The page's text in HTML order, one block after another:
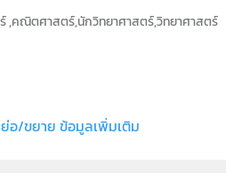
,คณิตศาสตร์,นักวิทยาศาสตร์,วิทยาศาสตร์
ย่อ/ขยาย ข้อมูลเพิ่มเติม